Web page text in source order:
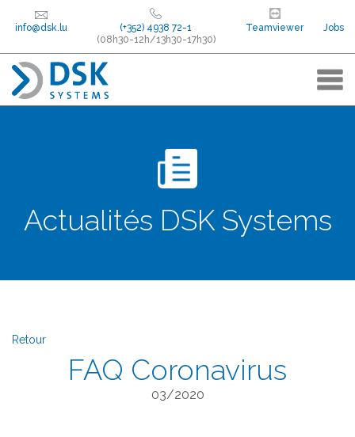
info@dsk.lu
(+352) 4938 72-1
(08h30-12h/13h30-17h30)
Teamviewer Jobs
Actualités DSK Systems
Retour
FAQ Coronavirus
03/2020